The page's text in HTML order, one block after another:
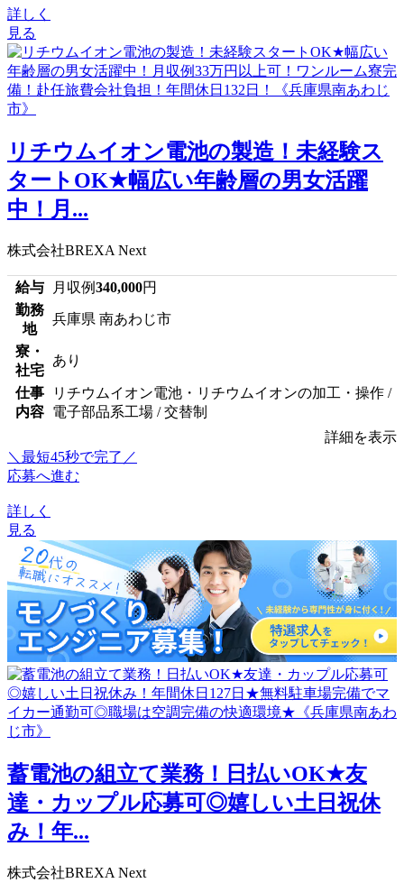
詳しく
見る
リチウムイオン電池の製造！未経験ス
タートOK★幅広い年齢層の男女活躍
中！月...
株式会社BREXA Next
給与 月収例340,000円
勤務
地
兵庫県 南あわじ市
寮・
社宅
あり
仕事
内容
リチウムイオン電池・リチウムイオンの加工・操作 /
電子部品系工場 / 交替制
詳細を表示
＼最短45秒で完了／
応募へ進む
詳しく
見る
蓄電池の組立て業務！日払いOK★友
達・カップル応募可◎嬉しい土日祝休
み！年...
株式会社BREXA Next